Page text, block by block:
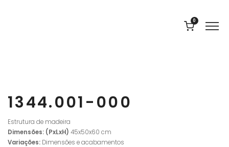
0
1344.001-000
Estrutura de madeira
Dimensões: (PxLxH) 45x50x60 cm
Variações: Dimensões e acabamentos